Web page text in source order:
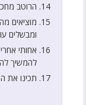
הרוטב
מוציאים
ומבשלים
אחותי
להמשיך
תכינו את